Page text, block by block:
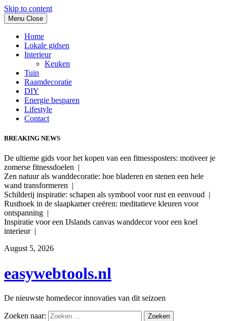
Skip to content
Menu Close
Home
Lokale gidsen
Interieur
Keuken
Tuin
Raamdecoratie
DIY
Energie besparen
Lifestyle
Contact
BREAKING NEWS
De ultieme gids voor het kopen van een fitnessposters: motiveer je
zomerse fitnessdoelen |
Zen natuur als wanddecoratie: hoe bladeren en stenen een hele
wand transformeren |
Schilderij inspiratie: schapen als symbool voor rust en eenvoud |
Rusthoek in de slaapkamer creëren: meditatieve kleuren voor
ontspanning |
Inspiratie voor een IJslands canvas wanddecor voor een koel
interieur |
August 5, 2026
easywebtools.nl
De nieuwste homedecor innovaties van dit seizoen
Zoeken naar: